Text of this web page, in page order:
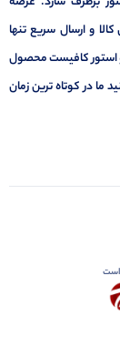
و ارسال سریع تنها
استور کافیست محصول
ما در کوتاه ترین زمان
است